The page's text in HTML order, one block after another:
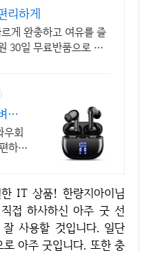
리하게
게 완충하고 여유를 즐
30일 무료반품으로 부
운
우회
하
접 하사하신 아주 굿 선
사용할 것입니다. 일단
아주 굿입니다. 또한 충